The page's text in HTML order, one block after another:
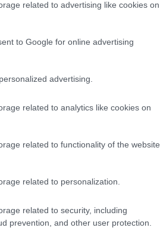
related to advertising like cookies on
to Google for online advertising
advertising.
related to analytics like cookies on
related to functionality of the website
related to personalization.
related to security, including
prevention, and other user protection.
hatóság úgy
kínálnak
mindig